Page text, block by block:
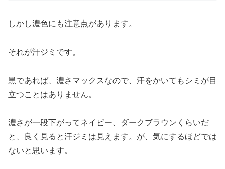
しかし濃色にも注意点があります。
それが汗ジミです。
黒であれば、濃さマックスなので、汗をかいてもシミが目
立つことはありません。
濃さが一段下がってネイビー、ダークブラウンくらいだ
と、良く見ると汗ジミは見えます。が、気にするほどでは
ないと思います。